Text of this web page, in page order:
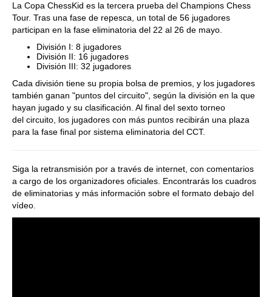
La Copa ChessKid es la tercera prueba del Champions Chess
Tour. Tras una fase de repesca, un total de 56 jugadores
participan en la fase eliminatoria del 22 al 26 de mayo.
División I: 8 jugadores
División II: 16 jugadores
División III: 32 jugadores
Cada división tiene su propia bolsa de premios, y los jugadores
también ganan "puntos del circuito", según la división en la que
hayan jugado y su clasificación. Al final del sexto torneo
del circuito, los jugadores con más puntos recibirán una plaza
para la fase final por sistema eliminatoria del CCT.
Siga la retransmisión por a través de internet, con comentarios
a cargo de los organizadores oficiales. Encontrarás los cuadros
de eliminatorias y más información sobre el formato debajo del
vídeo.